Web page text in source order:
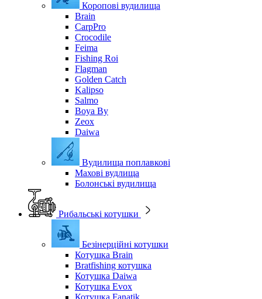
Коропові вудилища
Brain
CarpPro
Crocodile
Feima
Fishing Roi
Flagman
Golden Catch
Kalipso
Salmo
Boya By
Zeox
Daiwa
Вудилища поплавкові
Махові вудлища
Болонські вудилища
Рибальські котушки
Безінерційні котушки
Котушка Brain
Bratfishing котушка
Котушка Daiwa
Котушка Evox
Котушка Fanatik